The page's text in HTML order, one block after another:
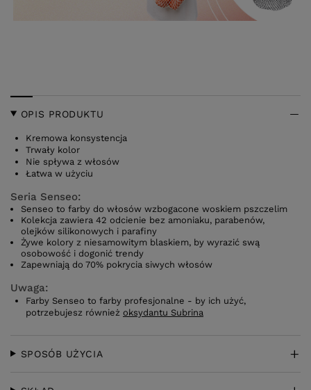
OPIS PRODUKTU
Kremowa konsystencja
Trwały kolor
Nie spływa z włosów
Łatwa w użyciu
Seria Senseo:
Senseo to farby do włosów wzbogacone woskiem pszczelim
Kolekcja zawiera 42 odcienie bez amoniaku, parabenów,
olejków silikonowych i parafiny
Żywe kolory z niesamowitym blaskiem, by wyrazić swą
osobowość i dogonić trendy
Zapewniają do 70% pokrycia siwych włosów
Uwaga:
Farby Senseo to farby profesjonalne - by ich użyć,
potrzebujesz również oksydantu Subrina
SPOSÓB UŻYCIA